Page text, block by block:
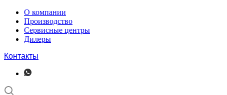
О компании
Производство
Сервисные центры
Дилеры
Контакты